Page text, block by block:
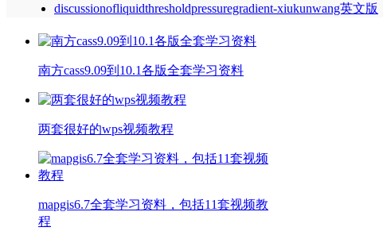
discussionofliquidthresholdpressuregradient-xiukunwang英文版
南方cass9.09到10.1各版全套学习资料
两套很好的wps视频教程
mapgis6.7全套学习资料，包括11套视频教
程